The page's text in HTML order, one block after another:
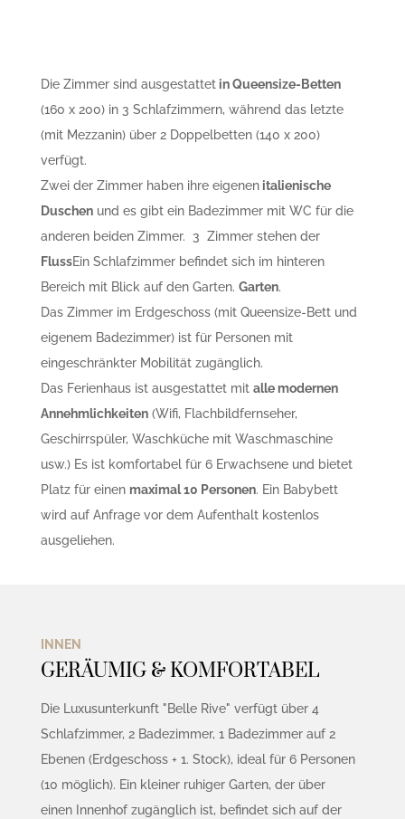
Die Zimmer sind ausgestattetin Queensize-Betten
(160 x 200) in 3 Schlafzimmern, während das letzte
(mit Mezzanin) über 2 Doppelbetten (140 x 200)
verfügt.
Zwei der Zimmer haben ihre eigenenitalienische
Duschenund es gibt ein Badezimmer mit WC für die
anderen beiden Zimmer.
3 Zimmer stehen der
FlussEin Schlafzimmer befindet sich im hinteren
Bereich mit Blick auf den Garten. Garten.
Das Zimmer im Erdgeschoss (mit Queensize-Bett und
eigenem Badezimmer) ist für Personen mit
eingeschränkter Mobilität zugänglich.
Das Ferienhaus ist ausgestattet mit alle modernen
Annehmlichkeiten(Wifi, Flachbildfernseher,
Geschirrspüler, Waschküche mit Waschmaschine
usw.) Es ist komfortabel für 6 Erwachsene und bietet
Platz für einen maximal 10 Personen. Ein Babybett
wird auf Anfrage vor dem Aufenthalt kostenlos
ausgeliehen.
INNEN
GERÄUMIG & KOMFORTABEL
Die Luxusunterkunft "Belle Rive" verfügt über 4
Schlafzimmer, 2 Badezimmer, 1 Badezimmer auf 2
Ebenen (Erdgeschoss + 1. Stock), ideal für 6 Personen
(10 möglich). Ein kleiner ruhiger Garten, der über
einen Innenhof zugänglich ist, befindet sich auf der